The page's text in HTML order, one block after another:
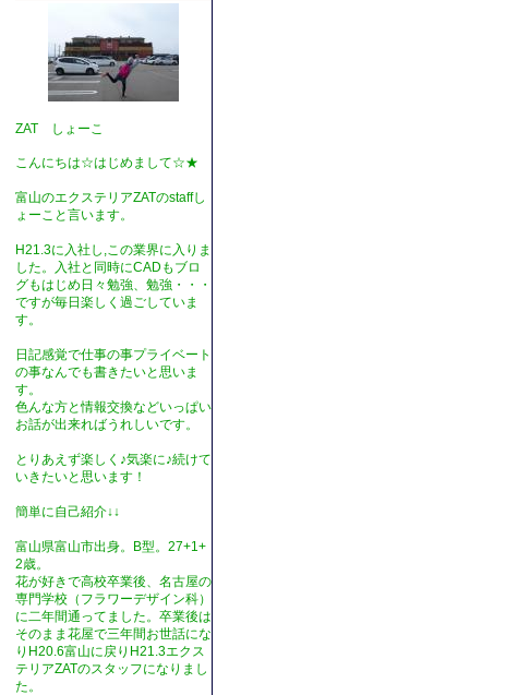
ZAT しょーこ
こんにちは☆はじめまして☆★
富山のエクステリアZATのstaffし
ょーこと言います。
H21.3に入社し,この業界に入りま
した。入社と同時にCADもブロ
グもはじめ日々勉強、勉強・・・
ですが毎日楽しく過ごしていま
す。
日記感覚で仕事の事プライベート
の事なんでも書きたいと思いま
す。
色んな方と情報交換などいっぱい
お話が出来ればうれしいです。
とりあえず楽しく♪気楽に♪続けて
いきたいと思います！
簡単に自己紹介↓↓
富山県富山市出身。B型。27+1+
2歳。
花が好きで高校卒業後、名古屋の
専門学校（フラワーデザイン科）
に二年間通ってました。卒業後は
そのまま花屋で三年間お世話にな
りH20.6富山に戻りH21.3エクス
テリアZATのスタッフになりまし
た。